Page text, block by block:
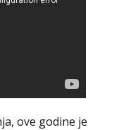
ove godine je